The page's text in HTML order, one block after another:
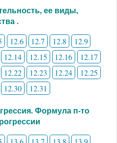
ее виды,
.
12.6 12.7 12.8
12.9
12.14 12.15 12.16
12.17
12.22 12.23 12.24
12.25
12.30 12.31
Формула п-то